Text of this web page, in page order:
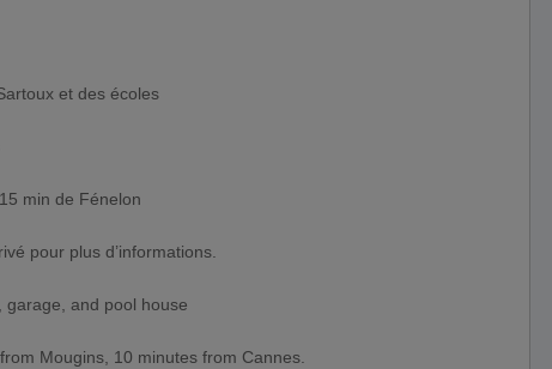
et des écoles
min de Fénelon
pour plus d’informations.
garage, and pool house
Mougins, 10 minutes from Cannes.